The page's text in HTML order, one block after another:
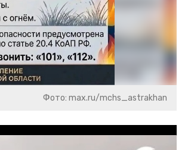
Фото: max.ru/mchs_astrakhan